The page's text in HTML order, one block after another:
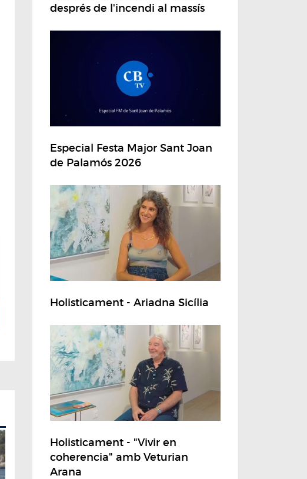
després de l'incendi al massís
Especial Festa Major Sant Joan
de Palamós 2026
Holisticament - Ariadna Sicília
Holisticament - "Vivir en
coherencia" amb Veturian
Arana